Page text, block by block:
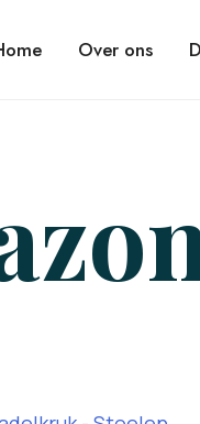
Over ons